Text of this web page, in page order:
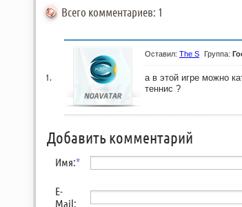
Всего комментариев: 1
Оставил: The S Группа:
а в этой игре можно
теннис ?
Добавить комментарий
Имя:*
E-
Mail: